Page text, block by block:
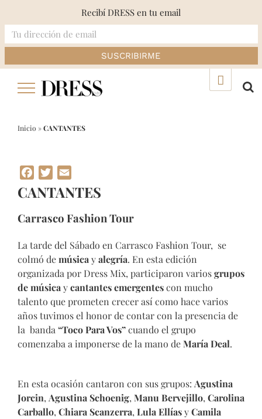
Inicio »CANTANTES
Facebook
Twitter
CANTANTES
Carrasco Fashion Tour
La tarde del Sábado en Carrasco Fashion Tour, se
colmó demúsica yalegría. En esta edición
organizada por Dress Mix, participaron variosgrupos
de música ycantantes emergentescon mucho
talento que prometen crecer así como hace varios
años tuvimos el honor de contar con la presencia de
la banda “Toco Para Vos”cuando el grupo
comenzaba a imponerse de la mano deMaría Deal.
En esta ocasión cantaron con sus grupos: Agustina
Jorcin, Agustina Schoenig, Manu Bervejillo, Carolina
Carballo, Chiara Scanzerra, Lula EllíasyCamila
Recibí DRESS en tu email